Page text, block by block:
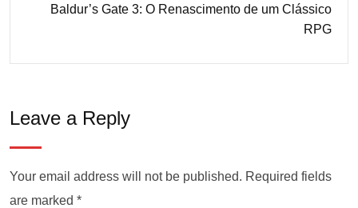
Baldur’s Gate 3: O Renascimento de um Clássico
RPG
Leave a Reply
Your email address will not be published. Required fields
are marked *